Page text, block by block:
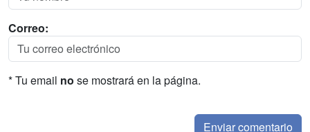
Correo:
* Tu email no se mostrará en la página.